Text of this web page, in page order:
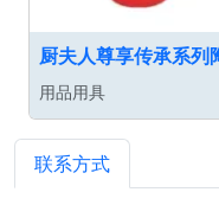
用品用具
联系方式